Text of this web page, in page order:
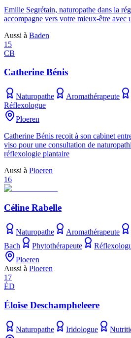
Emilie Segrétain, naturopathe dans la
accompagne vers votre mieux-être avec
Aussi à Baden
15
CB
Catherine Bénis
Naturopathe Aromathérapeute
Réflexologue
Ploeren
Catherine Bénis reçoit à son cabinet
viso pour une consultation de
réflexologie plantaire
Aussi à Ploeren
16
Céline Rabelle
Naturopathe Aromathérapeute
Bach
Phytothérapeute
Ploeren
Aussi à Ploeren
17
ÉD
Éloïse Deschampheleere
Naturopathe Iridologue